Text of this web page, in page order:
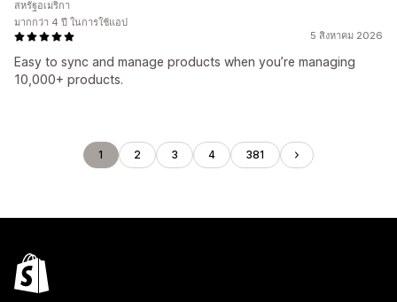
5 สิงหาคม 2026
Easy to sync and manage products when you’re managing
10,000+ products.
สหรัฐอเมริกา
มากกว่า 4 ปี ในการใช้แอป
1 2 3 4 381